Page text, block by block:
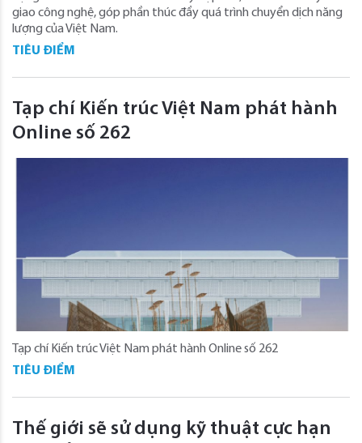
giao công nghệ, góp phần thúc đẩy quá trình chuyển dịch năng
lượng của Việt Nam.
TIÊU ĐIỂM
Tạp chí Kiến trúc Việt Nam phát hành
Online số 262
Tạp chí Kiến trúc Việt Nam phát hành Online số 262
TIÊU ĐIỂM
Thế giới sẽ sử dụng kỹ thuật cực hạn